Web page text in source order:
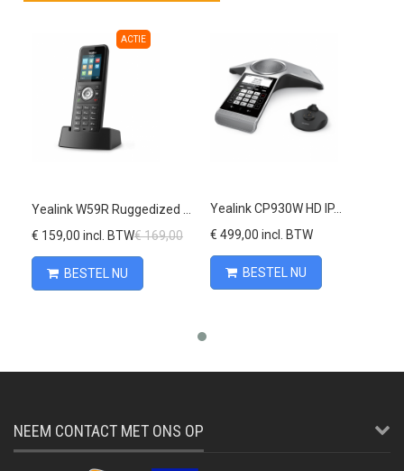
ACTIE
€ 159,00 incl. BTW€ 169,00
BESTEL NU
Yealink CP930W HD IP...
€ 499,00 incl. BTW
BESTEL NU
NEEM CONTACT MET ONS OP